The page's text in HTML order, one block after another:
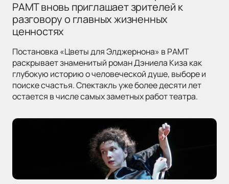
РАМТ вновь приглашает зрителей к
разговору о главных жизненных
ценностях
Постановка «Цветы для Элджернона» в РАМТ
раскрывает знаменитый роман Дэниела Киза как
глубокую историю о человеческой душе, выборе и
поиске счастья. Спектакль уже более десяти лет
остается в числе самых заметных работ театра.